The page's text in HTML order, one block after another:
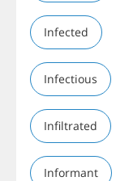
Infected
Infectious
Infiltrated
Informant